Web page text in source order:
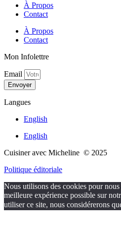
À Propos
Contact
À Propos
Contact
Mon Infolettre
Email
Envoyer
Langues
English
English
Cuisiner avec Micheline © 2025
Politique éditoriale
Nous utilisons des cookies pour
meilleure expérience possible sur
utiliser ce site, nous considérerons